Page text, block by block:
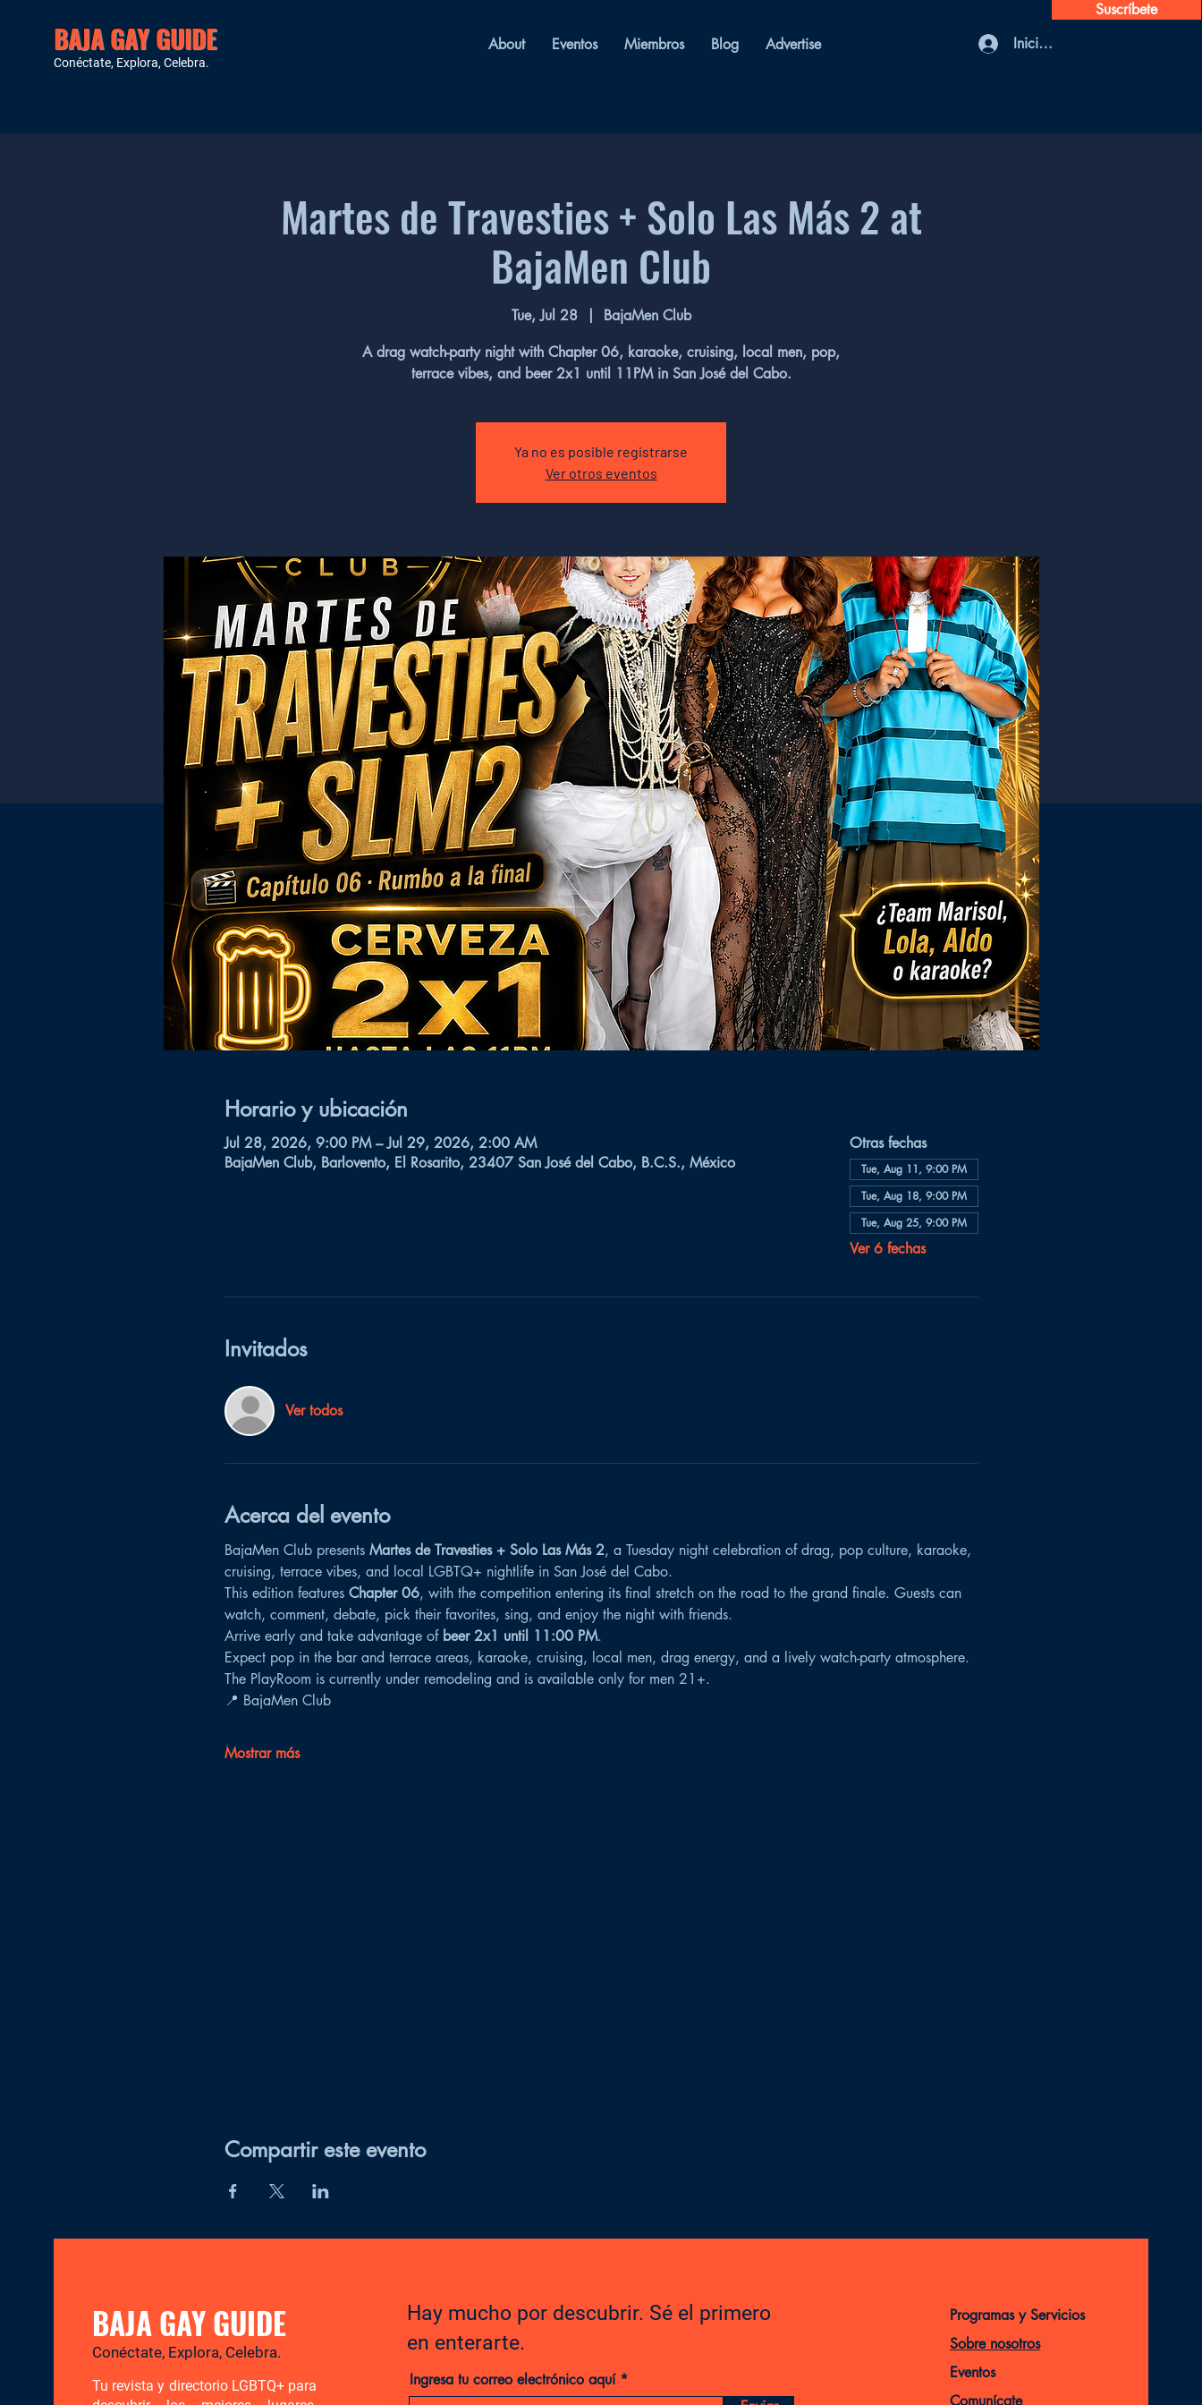
BAJA GAY GUIDE
Conéctate, Explora, Celebra.
About Eventos Miembros Blog Advertise Iniciar sesión
Suscríbete
Martes de Travesties + Solo Las Más 2 at
BajaMen Club
Tue, Jul 28
  |
BajaMen Club
A drag watch-party night with Chapter 06, karaoke, cruising, local men, pop,
terrace vibes, and beer 2x1 until 11PM in San José del Cabo.
Ya no es posible registrarse
Ver otros eventos
Horario y ubicación
Jul 28, 2026, 9:00 PM – Jul 29, 2026, 2:00 AM
BajaMen Club, Barlovento, El Rosarito, 23407 San José del Cabo, B.C.S., México
Otras fechas
Tue, Aug 11, 9:00 PM
Tue, Aug 18, 9:00 PM
Tue, Aug 25, 9:00 PM
Ver 6 fechas
Invitados
Ver todos
Acerca del evento
BajaMen Club presents Martes de Travesties + Solo Las Más 2, a Tuesday night celebration of drag, pop culture, karaoke,
cruising, terrace vibes, and local LGBTQ+ nightlife in San José del Cabo.
This edition features Chapter 06, with the competition entering its final stretch on the road to the grand finale. Guests can
watch, comment, debate, pick their favorites, sing, and enjoy the night with friends.
Arrive early and take advantage of beer 2x1 until 11:00 PM.
Expect pop in the bar and terrace areas, karaoke, cruising, local men, drag energy, and a lively watch-party atmosphere.
The PlayRoom is currently under remodeling and is available only for men 21+.
📍 BajaMen Club
Mostrar más
Compartir este evento
BAJA GAY GUIDE
Conéctate, Explora, Celebra.
Tu revista y directorio LGBTQ+ para
Hay mucho por descubrir. Sé el primero
en enterarte.
Ingresa tu correo electrónico aquí
Programas y Servicios
Sobre nosotros
Eventos